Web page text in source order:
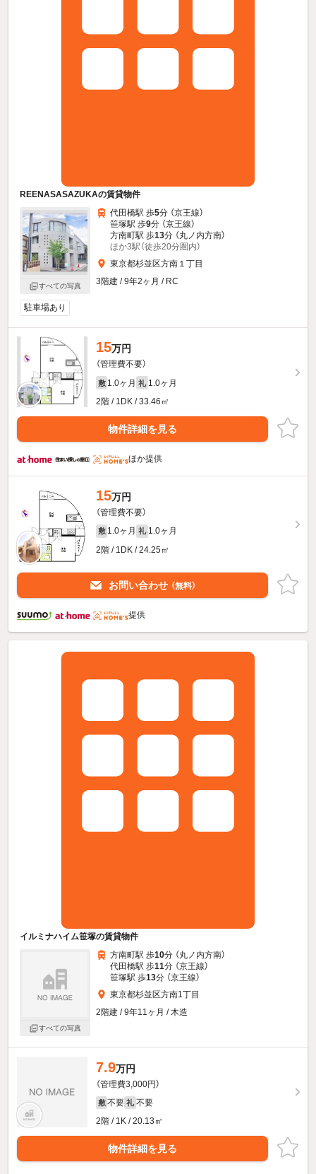
REENASASAZUKAの賃貸物件
すべての写真
代田橋駅 歩5分 （京王線）
笹塚駅 歩9分 （京王線）
方南町駅 歩13分 （丸ノ内方南）
ほか3駅（徒歩20分圏内）
東京都杉並区方南１丁目
3階建 / 9年2ヶ月 / RC
駐車場あり
15万円
（管理費不要）
敷 1.0ヶ月 礼 1.0ヶ月
2階 / 1DK / 33.46㎡
物件詳細を見る
ほか提供
15万円
（管理費不要）
敷 1.0ヶ月 礼 1.0ヶ月
2階 / 1DK / 24.25㎡
お問い合わせ （無料）
提供
イルミナハイム笹塚の賃貸物件
すべての写真
方南町駅 歩10分 （丸ノ内方南）
代田橋駅 歩11分 （京王線）
笹塚駅 歩13分 （京王線）
東京都杉並区方南1丁目
2階建 / 9年11ヶ月 / 木造
7.9万円
（管理費3,000円）
敷 不要 礼 不要
2階 / 1K / 20.13㎡
物件詳細を見る